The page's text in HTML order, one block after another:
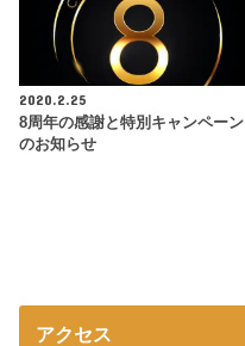
2020.2.25
8周年の感謝と特別キャンペーン
のお知らせ
アクセス